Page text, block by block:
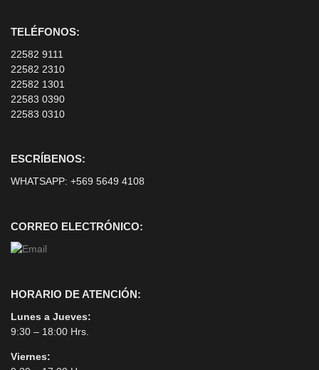
TELÉFONOS:
22582 9111
22582 2310
22582 1301
22583 0390
22583 0310
ESCRÍBENOS:
WHATSAPP: +569 5649 4108
CORREO ELECTRÓNICO:
HORARIO DE ATENCIÓN:
Lunes a Jueves:
9:30 – 18:00 Hrs.
Viernes: